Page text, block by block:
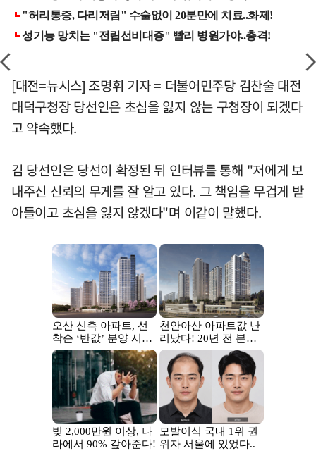
[대전=뉴시스] 조명휘 기자 = 더불어민주당 김찬술 대전
대덕구청장 당선인은 초심을 잃지 않는 구청장이 되겠다
고 약속했다.
김 당선인은 당선이 확정된 뒤 인터뷰를 통해 "저에게 보
내주신 신뢰의 무게를 잘 알고 있다. 그 책임을 무겁게 받
아들이고 초심을 잃지 않겠다"며 이같이 말했다.